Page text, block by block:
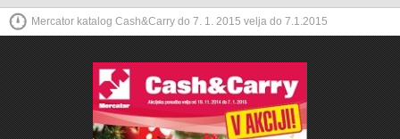
Mercator katalog Cash&Carry do 7. 1. 2015 velja do 7.1.2015